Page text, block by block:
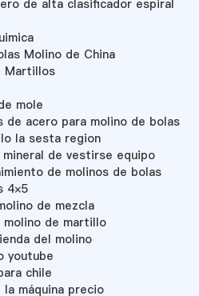
de alta clasificador espiral
Molino de China
Martillos
mole
de acero para molino de bolas
la sesta region
de vestirse equipo
de molinos de bolas
4×5
de mezcla
de martillo
del molino
youtube
chile
máquina precio